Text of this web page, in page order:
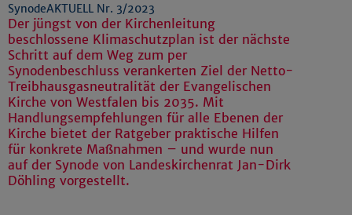
SynodeAKTUELL Nr. 3/2023
Der jüngst von der Kirchenleitung
beschlossene Klimaschutzplan ist der nächste
Schritt auf dem Weg zum per
Synodenbeschluss verankerten Ziel der Netto-
Treibhausgasneutralität der Evangelischen
Kirche von Westfalen bis 2035. Mit
Handlungsempfehlungen für alle Ebenen der
Kirche bietet der Ratgeber praktische Hilfen
für konkrete Maßnahmen – und wurde nun
auf der Synode von Landeskirchenrat Jan-Dirk
Döhling vorgestellt.